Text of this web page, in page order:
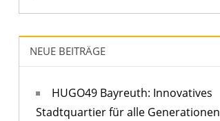
NEUE BEITRÄGE
HUGO49 Bayreuth: Innovatives
Stadtquartier für alle Generationen